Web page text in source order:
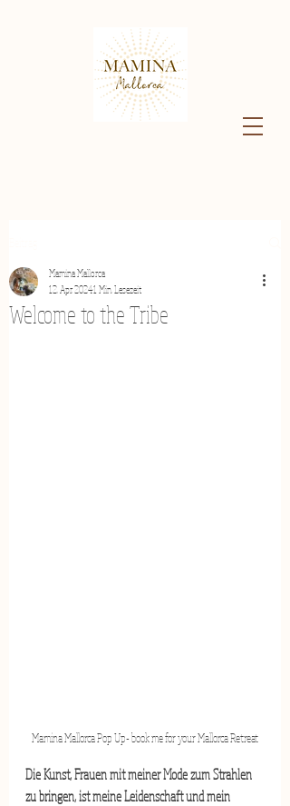
Welcome to the Tribe
Mamina Mallorca
12. Apr. 20241 Min. Lesezeit
Mamina Mallorca Pop Up- book me for your Mallorca Retreat
Die Kunst, Frauen mit meiner Mode zum Strahlen
zu bringen, ist meine Leidenschaft und mein